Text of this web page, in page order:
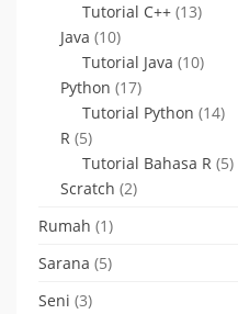
Tutorial C++ (13)
Java (10)
Tutorial Java (10)
Python (17)
Tutorial Python (14)
R (5)
Tutorial Bahasa R (5)
Scratch (2)
Rumah (1)
Sarana (5)
Seni (3)